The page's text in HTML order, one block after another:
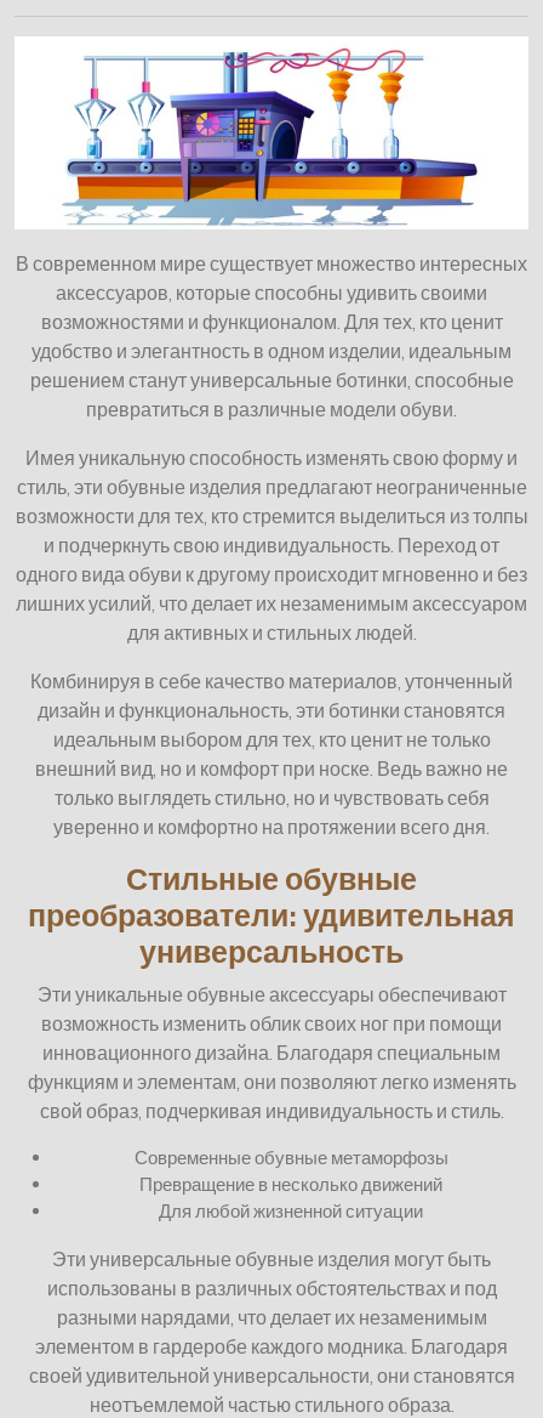
В современном мире существует множество интересных
аксессуаров, которые способны удивить своими
возможностями и функционалом. Для тех, кто ценит
удобство и элегантность в одном изделии, идеальным
решением станут универсальные ботинки, способные
превратиться в различные модели обуви.
Имея уникальную способность изменять свою форму и
стиль, эти обувные изделия предлагают неограниченные
возможности для тех, кто стремится выделиться из толпы
и подчеркнуть свою индивидуальность. Переход от
одного вида обуви к другому происходит мгновенно и без
лишних усилий, что делает их незаменимым аксессуаром
для активных и стильных людей.
Комбинируя в себе качество материалов, утонченный
дизайн и функциональность, эти ботинки становятся
идеальным выбором для тех, кто ценит не только
внешний вид, но и комфорт при носке. Ведь важно не
только выглядеть стильно, но и чувствовать себя
уверенно и комфортно на протяжении всего дня.
Стильные обувные
преобразователи: удивительная
универсальность
Эти уникальные обувные аксессуары обеспечивают
возможность изменить облик своих ног при помощи
инновационного дизайна. Благодаря специальным
функциям и элементам, они позволяют легко изменять
свой образ, подчеркивая индивидуальность и стиль.
Современные обувные метаморфозы
Превращение в несколько движений
Для любой жизненной ситуации
Эти универсальные обувные изделия могут быть
использованы в различных обстоятельствах и под
разными нарядами, что делает их незаменимым
элементом в гардеробе каждого модника. Благодаря
своей удивительной универсальности, они становятся
неотъемлемой частью стильного образа.